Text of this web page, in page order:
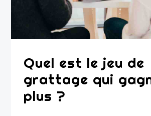
Quel est le jeu de
grattage qui
plus ?